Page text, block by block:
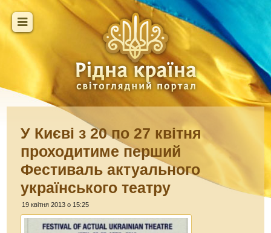
У Києві з 20 по 27 квітня
проходитиме перший
Фестиваль актуального
українського театру
19 квітня 2013 о 15:25